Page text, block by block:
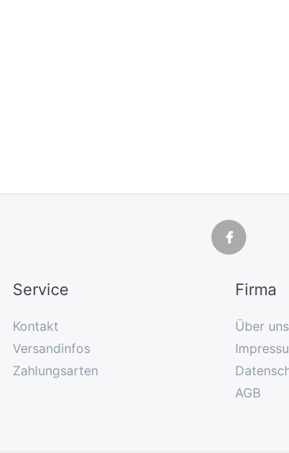
Service
Kontakt
Versandinfos
Zahlungsarten
Firma
Über uns
AGB